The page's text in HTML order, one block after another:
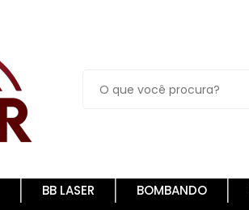
BB LASER BOMBANDO